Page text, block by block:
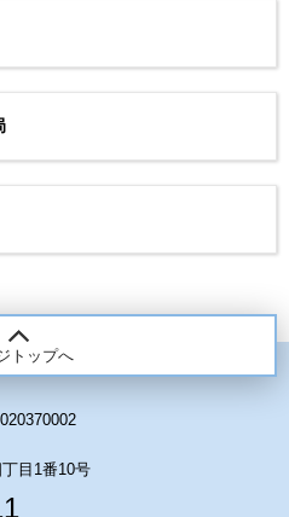
トップへ
目1番10号